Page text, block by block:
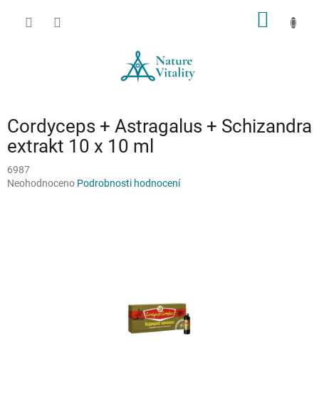
Cordyceps + Astragalus + Schizandra
extrakt 10 x 10 ml
6987
Průměrné
Neohodnoceno Podrobnosti hodnocení